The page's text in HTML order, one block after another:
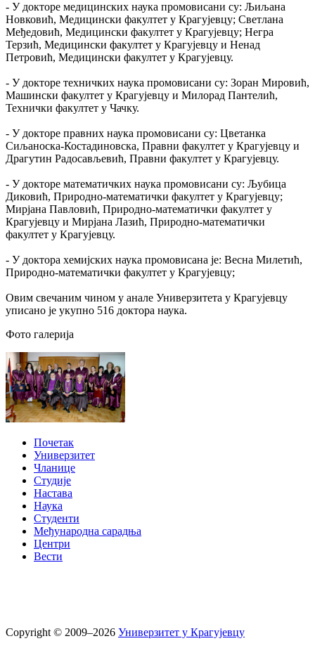
- У докторе медицинских наука промовисани су: Љиљана
Новковић, Медицински факултет у Крагујевцу; Светлана
Међедовић, Медицински факултет у Крагујевцу; Негра
Терзић, Медицински факултет у Крагујевцу и Ненад
Петровић, Медицински факултет у Крагујевцу.
- У докторе техничких наука промовисани су: Зоран Мировић,
Машински факултет у Крагујевцу и Милорад Пантелић,
Технички факултет у Чачку.
- У докторе правних наука промовисани су: Цветанка
Сиљаноска-Костадиновска, Правни факултет у Крагујевцу и
Драгутин Радосављевић, Правни факултет у Крагујевцу.
- У докторе математичких наука промовисани су: Љубица
Диковић, Природно-математички факултет у Крагујевцу;
Мирјана Павловић, Природно-математички факултет у
Крагујевцу и Мирјана Лазић, Природно-математички
факултет у Крагујевцу.
- У доктора хемијских наука промовисана је: Весна Милетић,
Природно-математички факултет у Крагујевцу;
Овим свечаним чином у анале Универзитета у Крагујевцу
уписано је укупно 516 доктора наука.
Фото галерија
Почетак
Универзитет
Чланице
Студије
Настава
Наука
Студенти
Међународна сарадња
Центри
Вести
Copyright © 2009–2026 Универзитет у Крагујевцу